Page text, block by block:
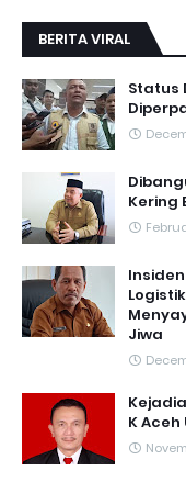
BERITA VIRAL
Status
Kering
Jiwa
K